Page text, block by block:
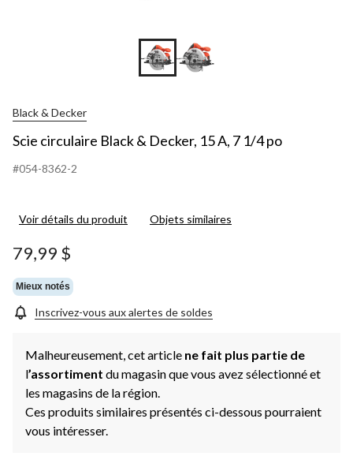
Black & Decker
Scie circulaire Black & Decker, 15 A, 7 1/4 po
#054-8362-2
Voir détails du produit Objets similaires
79,99 $
Mieux notés
Inscrivez-vous aux alertes de soldes
Malheureusement, cet article ne fait plus partie de
l’assortiment du magasin que vous avez sélectionné et
les magasins de la région.
Ces produits similaires présentés ci-dessous pourraient
vous intéresser.